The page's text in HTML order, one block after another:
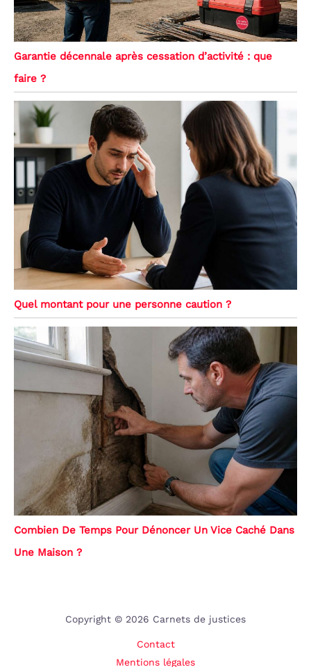
Garantie décennale après cessation d’activité : que
faire ?
Quel montant pour une personne caution ?
Combien De Temps Pour Dénoncer Un Vice Caché Dans
Une Maison ?
Copyright © 2026 Carnets de justices
Contact
Mentions légales